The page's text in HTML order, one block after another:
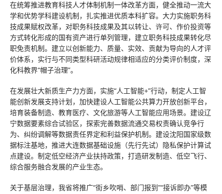
在统筹推进教育科技人才体制机制一体改革方面，健全推动一流大
学和优势学科建设机制，扎实推进优质本科扩容。大力实施职务科
技成果赋权改革，对职务科技成果及其以转让、许可、作价投资等
方式转化形成的国有资产进行单列管理，建立职务科技成果转化尽
职免责机制。建立以创新能力、质量、实效、贡献为导向的人才评
价体系，实行与不同类型科研活动规律相适应的分类评价制度，深
化科教界“帽子治理”。
在发展壮大新质生产力方面，实施“人工智能+”行动，制定人工智
能创新发展支持计划，加快建设人工智能公共算力开放创新平台，
培育装备制造、教育医疗、文化旅游等人工智能应用场景。建设辽
宁数据要素综合试验区，探索完善数据流通交易权责确认竞争行
为、纠纷调解等数据责任界定和利益保护机制。建设沈阳国家级数
据标注基地，推进大连数据基础设施（先行先试）隐私保护计算试
点建设。制定低空经济产业扶持政策，打造研发制造、低空飞行、
综合服务融合发展的产业生态。
关于基层治理，我省将推广“街乡吹哨、部门报到”“接诉即办”等模